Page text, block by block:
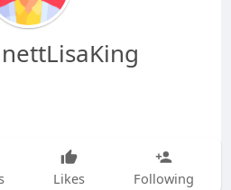
Likes Following